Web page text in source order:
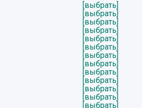
[выбрать]
[выбрать]
[выбрать]
[выбрать]
[выбрать]
[выбрать]
[выбрать]
[выбрать]
[выбрать]
[выбрать]
[выбрать]
[выбрать]
[выбрать]